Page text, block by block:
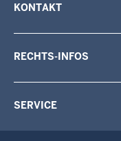
KONTAKT
RECHTS-INFOS
SERVICE